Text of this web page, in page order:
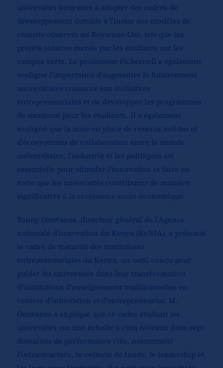
universités kenyanes à adopter des cadres de
développement durable à l'instar des modèles de
réussite observés au Royaume-Uni, tels que les
projets solaires menés par les étudiants sur les
campus verts. Le professeur Pickernell a également
souligné l'importance d'augmenter le financement
universitaire consacré aux initiatives
entrepreneuriales et de développer les programmes
de mentorat pour les étudiants. Il a également
souligné que la mise en place de réseaux solides et
d'écosystèmes de collaboration entre le monde
universitaire, l'industrie et les politiques est
essentielle pour stimuler l'innovation et faire en
sorte que les universités contribuent de manière
significative à la croissance socio-économique.
Tonny Omwansa, directeur général de l'Agence
nationale d'innovation du Kenya (KeNIA), a présenté
le cadre de maturité des institutions
entrepreneuriales du Kenya, un outil conçu pour
guider les universités dans leur transformation
d'institutions d'enseignement traditionnelles en
centres d'innovation et d'entrepreneuriat. M.
Omwansa a expliqué que ce cadre évaluait les
universités sur une échelle à cinq niveaux dans sept
domaines de performance clés, notamment
l'infrastructure, la collecte de fonds, le leadership et